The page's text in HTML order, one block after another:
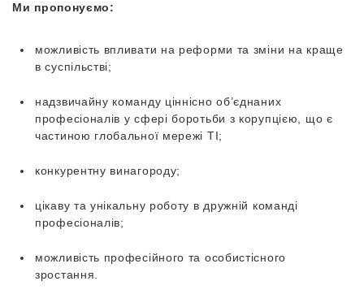
Ми пропонуємо:
можливість впливати на реформи та зміни на краще
в суспільстві;
надзвичайну команду ціннісно об’єднаних
професіоналів у сфері боротьби з корупцією, що є
частиною глобальної мережі TI;
конкурентну винагороду;
цікаву та унікальну роботу в дружній команді
професіоналів;
можливість професійного та особистісного
зростання.